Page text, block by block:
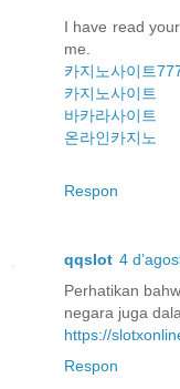
I have read
me.
카지노사이트
카지노사이트
바카라사이트
온라인카지노
Respon
qqslot 4
Perhatikan
negara juga
https://
Respon